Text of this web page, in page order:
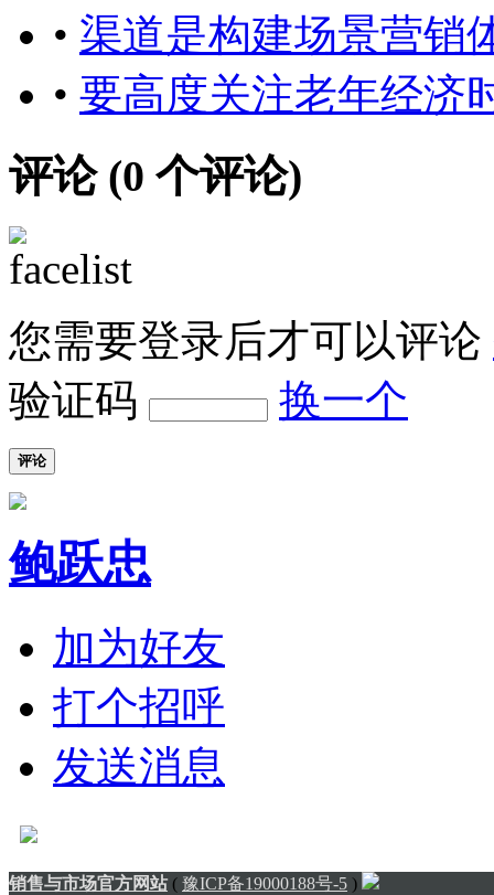
• 渠道是构建场景营销
• 要高度关注老年经济
评论 (0 个评论)
您需要登录后才可以评论
验证码
换一个
评论
鲍跃忠
加为好友
打个招呼
发送消息
销售与市场官方网站( 豫ICP备19000188号-5 )